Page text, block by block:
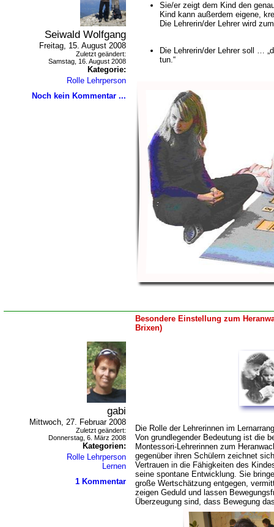
Seiwald Wolfgang
Freitag, 15. August 2008
Zuletzt geändert:
Samstag, 16. August 2008
Kategorie:
Rolle Lehrperson
Noch kein Kommentar ...
Sie/er zeigt dem Kind den
Kind kann außerdem eigene,
Die Lehrerin/der Lehrer wird
Die Lehrerin/der Lehrer soll …
tun.“
Besondere Einstellung zum
Brixen)
gabi
Mittwoch, 27. Februar 2008
Zuletzt geändert:
Donnerstag, 6. März 2008
Kategorien:
Rolle Lehrperson
Lernen
1 Kommentar
Die Rolle der Lehrerinnen im
Von grundlegender Bedeutung ist die
Montessori-Lehrerinnen zum
gegenüber ihren Schülern zeichnet
Vertrauen in die Fähigkeiten des
seine spontane Entwicklung. Sie
große Wertschätzung entgegen,
zeigen Geduld und lassen
Überzeugung sind, dass Bewegung